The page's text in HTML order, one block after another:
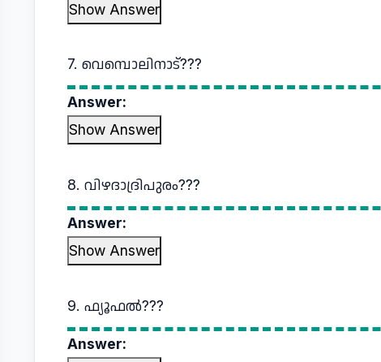
Show Answer
7. വെമ്പൊലിനാട്???
Answer:
Show Answer
8. വിഴദാദ്രിപുരം???
Answer:
Show Answer
9. ഫ്യൂഫൽ???
Answer: